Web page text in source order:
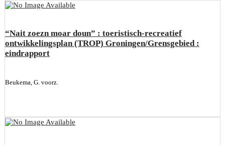
“Nait zoezn moar doun” : toeristisch-recreatief
ontwikkelingsplan (TROP) Groningen/Grensgebied :
eindrapport
Beukema, G. voorz.